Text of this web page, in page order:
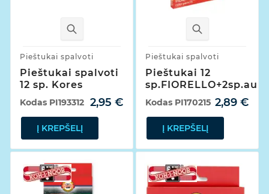
Pieštukai spalvoti
Pieštukai spalvoti
12 sp. Kores
2,95 €
Kodas PI193312
Į KREPŠELĮ
Pieštukai spalvoti
Pieštukai 12
2,89 €
Kodas PI170215
Į KREPŠELĮ